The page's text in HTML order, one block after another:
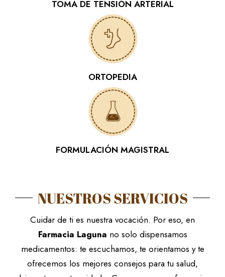
TOMA DE TENSIÓN ARTERIAL
ORTOPEDIA
FORMULACIÓN MAGISTRAL
NUESTROS SERVICIOS
Cuidar de ti es nuestra vocación. Por eso, en
Farmacia Laguna no solo dispensamos
medicamentos: te escuchamos, te orientamos y te
ofrecemos los mejores consejos para tu salud,